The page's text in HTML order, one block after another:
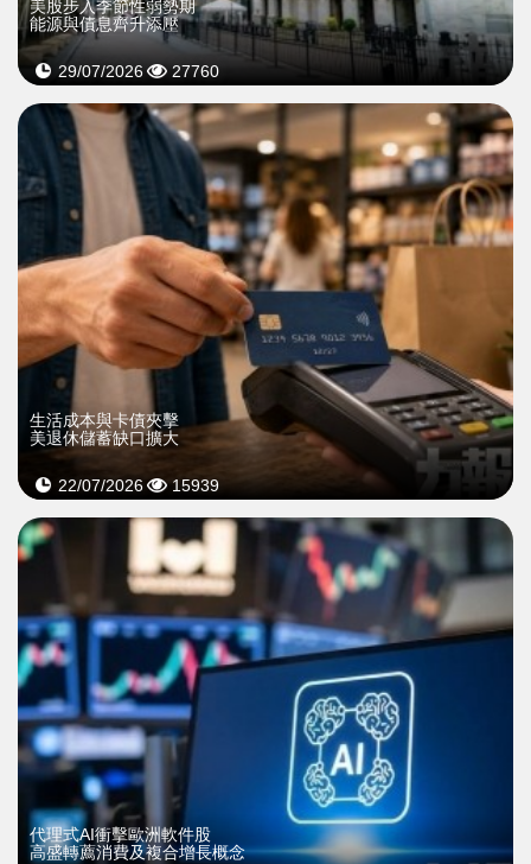
美股步入季節性弱勢期
能源與債息齊升添壓
29/07/2026 27760
生活成本與卡債夾擊
美退休儲蓄缺口擴大
22/07/2026 15939
代理式AI衝擊歐洲軟件股
高盛轉薦消費及複合增長概念